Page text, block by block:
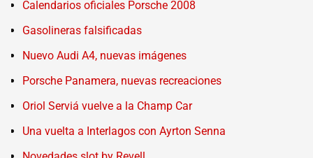
Calendarios oficiales Porsche 2008
Gasolineras falsificadas
Nuevo Audi A4, nuevas imágenes
Porsche Panamera, nuevas recreaciones
Oriol Serviá vuelve a la Champ Car
Una vuelta a Interlagos con Ayrton Senna